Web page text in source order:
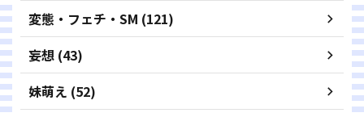
変態・フェチ・SM (121)
妄想 (43)
妹萌え (52)